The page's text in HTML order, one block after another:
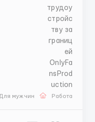
Для мужчин Работа